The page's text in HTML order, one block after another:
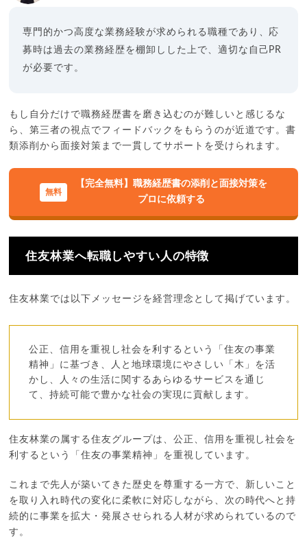
専門的かつ高度な業務経験が求められる職種であり、応
募時は過去の業務経歴を棚卸しした上で、適切な自己PR
が必要です。
もし自分だけで職務経歴書を磨き込むのが難しいと感じるな
ら、第三者の視点でフィードバックをもらうのが近道です。書
類添削から面接対策まで一貫してサポートを受けられます。
【完全無料】職務経歴書の添削と面接対策を
プロに依頼する
住友林業へ転職しやすい人の特徴
住友林業では以下メッセージを経営理念として掲げています。
公正、信用を重視し社会を利するという「住友の事業
精神」に基づき、人と地球環境にやさしい「木」を活
かし、人々の生活に関するあらゆるサービスを通じ
て、持続可能で豊かな社会の実現に貢献します。
住友林業の属する住友グループは、公正、信用を重視し社会を
利するという「住友の事業精神」を重視しています。
これまで先人が築いてきた歴史を尊重する一方で、新しいこと
を取り入れ時代の変化に柔軟に対応しながら、次の時代へと持
続的に事業を拡大・発展させられる人材が求められているので
す。